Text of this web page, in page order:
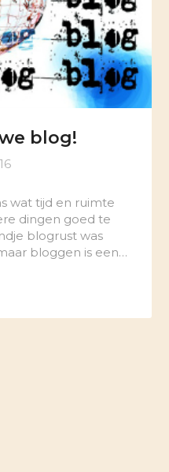
blog!
wat tijd en ruimte
dingen goed te
blogrust was
bloggen is een…